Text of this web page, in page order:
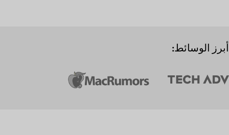
الوسائط: